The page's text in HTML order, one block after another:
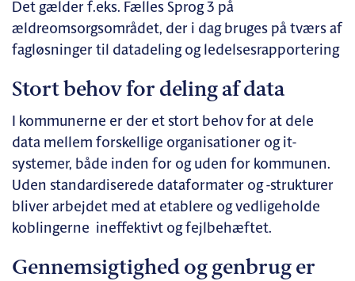
Det gælder f.eks. Fælles Sprog 3 på
ældreomsorgsområdet, der i dag bruges på tværs af
fagløsninger til datadeling og ledelsesrapportering
Stort behov for deling af data
I kommunerne er der et stort behov for at dele
data mellem forskellige organisationer og it-
systemer, både inden for og uden for kommunen.
Uden standardiserede dataformater og -strukturer
bliver arbejdet med at etablere og vedligeholde
koblingerne ineffektivt og fejlbehæftet.
Gennemsigtighed og genbrug er